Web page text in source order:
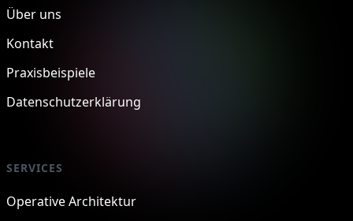
Über uns
Kontakt
Praxisbeispiele
Datenschutzerklärung
SERVICES
Operative Architektur